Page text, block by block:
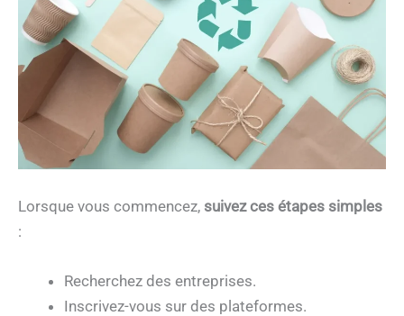
Lorsque vous commencez, suivez ces étapes simples
:
Recherchez des entreprises.
Inscrivez-vous sur des plateformes.